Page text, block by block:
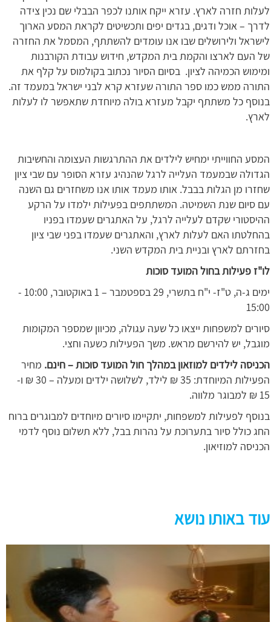
לעלות חזרה לארץ. עזרא ייקח אותנו לכפר הבבלי שם נכין צידה
לדרך – אוכל ודגים, בגדים יפים ותכשיטים לקראת המסע הארוך
לישראל ולירושלים שבו אנו עומדים להשתתף, המסמל את החזרה
של העם לארצו והקמת בית המקדש, חידוש עבודת הקורבנות
ומימוש הכמיהה לציון. בסיום הסיור נכתוב בקולמוס על קלף את
התורה ממש כמו ספר התורה שעזרא קרא לבני ישראל במעמד זה.
בנוסף כל משתתף יקבל מעזרא בולה מיוחדת שתאפשר לו לעלות
לארץ.
המסע החווייתי ימחיש לילדים את ההתרגשות העצומה והחשיבות
הגדולה שבמעמד העלייה לרגל שהנהיג עזרא הסופר עם שבי ציון
שחזרו מן הגלות בבבל. אותו מעמד אותו אנו משחזרים גם השנה
עם סיום שנת השמיטה. המשתתפים בפעילות ילמדו על הרקע
ההיסטורי שקדם לעלייה לרגל, על האתגרים שעמדו בפניו
בהחלטתו האם לעלות לארץ, והאתגרים שעמדו בפני שבי ציון
בחזרתם לארץ ובניית בית המקדש השני.
לו"ז פעילות בחול המועד סוכות
ימים ג-ה, ט"ז- י"ח בתשרי, 29 בספטמבר – 1 באוקטובר, 10:00 -
15:00
סיורים למשפחות ייצאו כל שעה עגולה, מכיוון שמספר המקומות
מוגבל, יש להירשם מראש. משך הפעילות כשעה וחצי.
הכניסה לילדים למוזאון במהלך חול המועד סוכות – חינם. מחיר
הפעילות המיוחדת: 35 ₪ לילד, לשלושה ילדים ומעלה – 30 ₪ ו-
15 ₪ למבוגר מלווה.
בנוסף לפעילות למשפחות, יתקיימו סיורים מיוחדים למבוגרים ברוח
החג כולל סיור בתערוכת על נהרות בבל, ללא תשלום נוסף לדמי
הכניסה למוזיאון.
עוד באותו נושא